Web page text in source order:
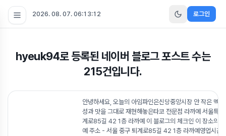
2026. 08. 07. 06:13:14 로그인
hyeuk94로 등록된 네이버 블로그 포스트 수는
215건입니다.
안녕하세요, 오늘의 아임파인은신당중앙시장 안 작은 멕
성과 맛을 그대로 재현해놓은타코 전문점 라까예 서울특
계로85길 42 1층 라까예 이 블로그의 체크인 이 장소의
예 주소 - 서울 중구 퇴계로85길 42 1층 라까예영업시